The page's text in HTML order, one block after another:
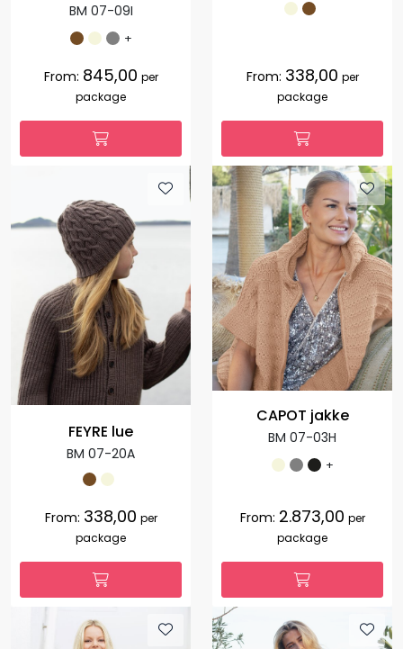
BM 07-09I
+
From: 845,00 per
package
From: 338,00 per
package
FEYRE lue
BM 07-20A
From: 338,00 per
package
CAPOT jakke
BM 07-03H
+
From: 2.873,00 per
package